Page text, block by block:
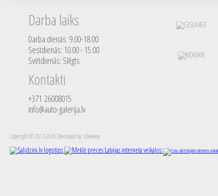
Darba laiks
Darba dienās: 9.00-18.00
Sestdienās: 10.00 - 15.00
Svētdienās: Slēgts
Kontakti
+371 26008015
info@auto-galerija.lv
Copyright © 2013-2026 Developed by: iDevelop